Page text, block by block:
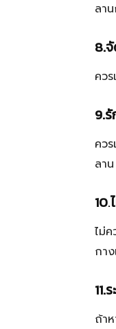
ลา
8.
คว
9.
คว
ลาน
10.
ไม่
กา
11.
ถ้า